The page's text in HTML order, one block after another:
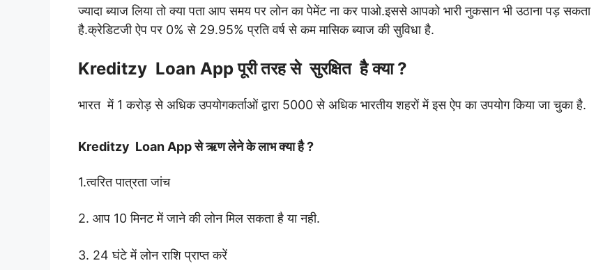
ज्यादा ब्याज लिया तो क्या पता आप समय पर लोन का पेमेंट ना कर पाओ.इससे आपको भारी नुकसान भी उठाना पड़ सकता
है.क्रेडिटजी ऐप पर 0% से 29.95% प्रति वर्ष से कम मासिक ब्याज की सुविधा है.
Kreditzy Loan App पूरी तरह से सुरक्षित हैै क्या ?
भारत में 1 करोड़ से अधिक उपयोगकर्ताओं द्वारा 5000 से अधिक भारतीय शहरों में इस ऐप का उपयोग किया जा चुका है.
Kreditzy Loan App से ऋण लेने के लाभ क्या है ?
1.त्वरित पात्रता जांच
2. आप 10 मिनट में जाने की लोन मिल सकता है या नही.
3. 24 घंटे में लोन राशि प्राप्त करें